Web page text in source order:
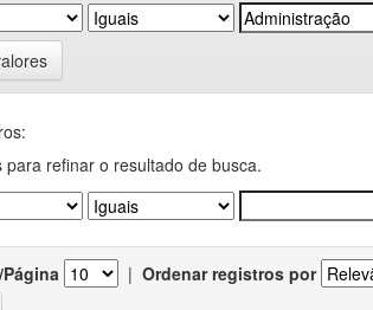
para refinar o resultado de busca.
| Ordenar registros por